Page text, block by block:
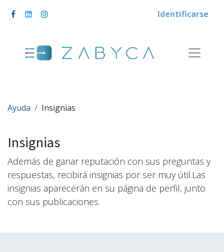
Identificarse
Ayuda Insignias
Insignias
Además de ganar reputación con sus preguntas y
respuestas, recibirá insignias por ser muy útil.Las
insignias aparecerán en su página de perfil, junto
con sus publicaciones.